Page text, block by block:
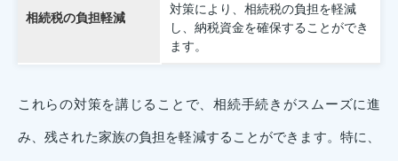
相続税の負担軽減
対策により、相続税の負担を軽減
し、納税資金を確保することができ
ます。
これらの対策を講じることで、相続手続きがスムーズに進
み、残された家族の負担を軽減することができます。特に、